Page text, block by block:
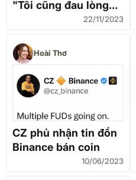
"Tôi cũng đau lòng
lắm, nhưng sẽ vượt
22/11/2023
Hoài Thơ
CZ phủ nhận tin đồn
Binance bán coin
10/06/2023